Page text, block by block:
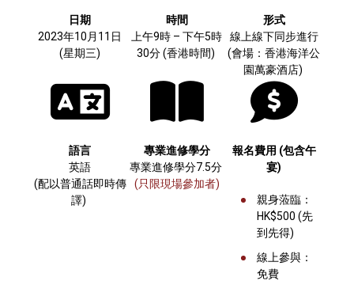
日期
2023年10月11日
(星期三)
時間
上午9時 – 下午5時
30分 (香港時間)
形式
線上線下同步進行
(會場：香港海洋公
園萬豪酒店)
語言
英語
(配以普通話即時傳
譯)
專業進修學分
專業進修學分7.5分
(只限現場參加者)
報名費用 (包含午
宴)
親身蒞臨：
HK$500 (先
到先得)
線上參與：
免費